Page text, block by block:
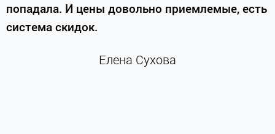
попадала. И цены довольно приемлемые, есть
система скидок.
Елена Сухова